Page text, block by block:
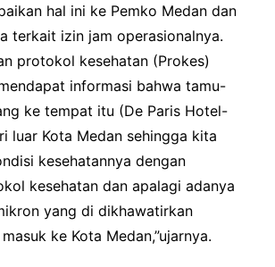
hal ini ke Pemko Medan dan
terkait izin jam operasionalnya.
protokol kesehatan (Prokes)
informasi bahwa tamu-
ke tempat itu (De Paris Hotel-
luar Kota Medan sehingga kita
kesehatannya dengan
kesehatan dan apalagi adanya
yang di dikhawatirkan
ke Kota Medan,”ujarnya.